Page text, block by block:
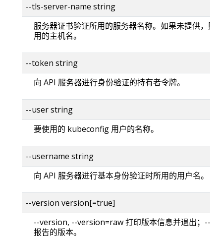
--tls-server-name string
服务器证书验证所用的服务器名称。如果未提供，则
用的主机名。
--token string
向 API 服务器进行身份验证的持有者令牌。
--user string
要使用的 kubeconfig 用户的名称。
--username string
向 API 服务器进行基本身份验证时所用的用户名。
--version version[=true]
--version, --version=raw 打印版本信息并退出；--
报告的版本。